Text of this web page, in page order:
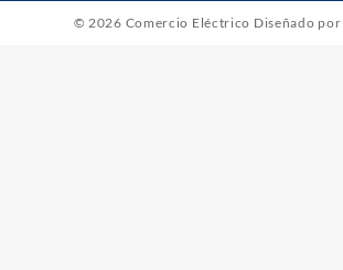
© 2026 Comercio Eléctrico Diseñado por